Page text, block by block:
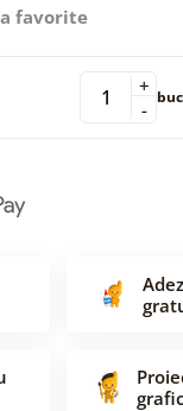
favorite
-
+ buc
grafic